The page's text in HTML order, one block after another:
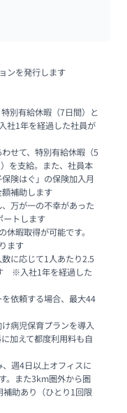
ンを発行します
別有給休暇（7日間）と
社1年を経過した社員が
せて、特別有給休暇（5
を支給。また、社員本
険はぐ」の保険加入月
補助します
万が一の不幸があった
ートします
休暇取得が可能です。
ます
に応じて1人あたり2.5
　※入社1年を経過した
依頼する場合、最大44
病児保育プランを導入
加えて都度利用料も自
週4日以上オフィスに
。また3km圏外から圏
助あり（ひとり1回限